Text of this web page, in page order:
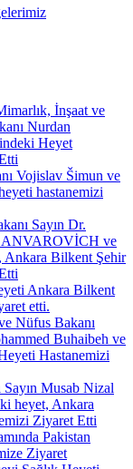
İnşaat ve
Nurdan
Heyet
Vojislav Šimun ve
hastanemizi
Sayın Dr.
ANVAROVİCH ve
Ankara Bilkent Şehir
Ankara Bilkent
etti.
Nüfus Bakanı
Buhaibeh ve
Hastanemizi
Sayın Musab Nizal
heyet, Ankara
Ziyaret Etti
Pakistan
Ziyaret